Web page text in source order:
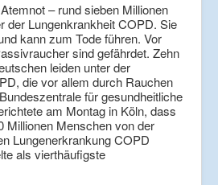
– rund sieben Millionen
der Lungenkrankheit COPD. Sie
kann zum Tode führen. Vor
sind gefährdet. Zehn
leiden unter der
die vor allem durch Rauchen
für gesundheitliche
am Montag in Köln, dass
Millionen Menschen von der
Lungenerkrankung COPD
als vierthäufigste